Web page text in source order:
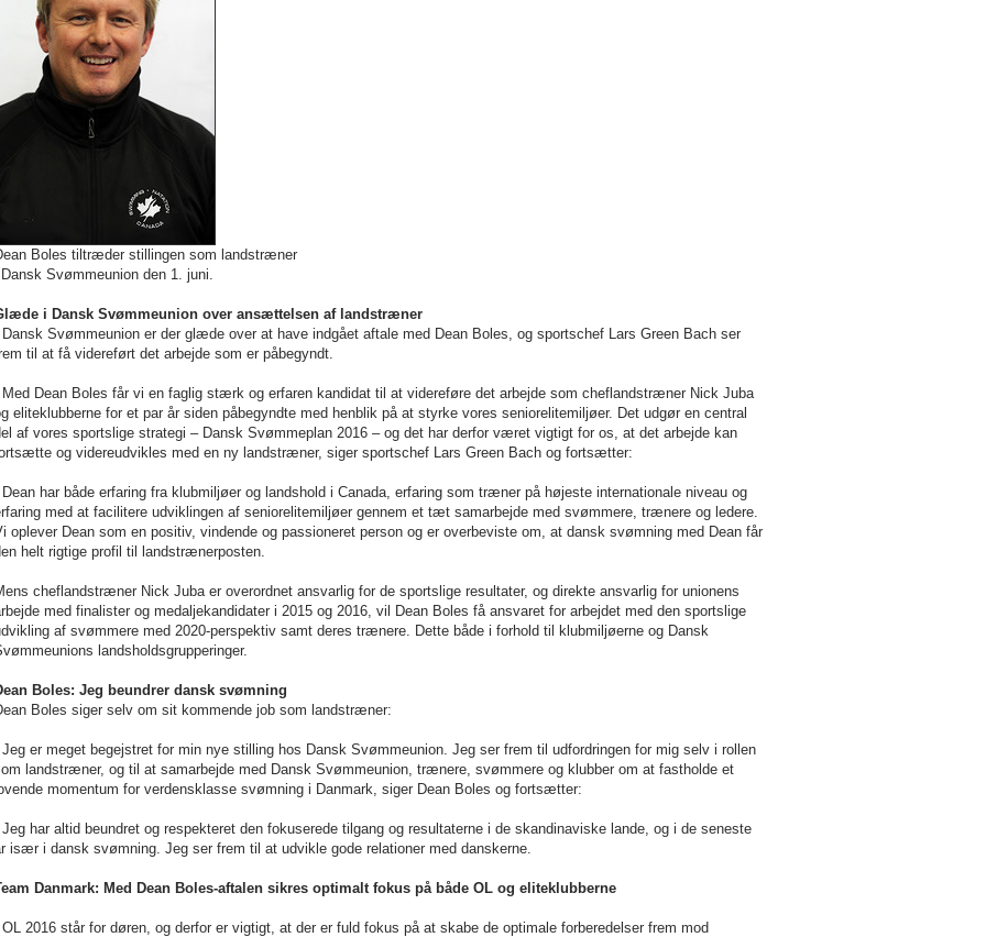
Boles tiltræder stillingen som landstræner
Svømmeunion den 1. juni.
i Dansk Svømmeunion over ansættelsen af landstræner
I Dansk Svømmeunion er der glæde over at have indgået aftale med Dean Boles, og sportschef Lars Green Bach ser
til at få videreført det arbejde som er påbegyndt.
Dean Boles får vi en faglig stærk og erfaren kandidat til at videreføre det arbejde som cheflandstræner Nick Juba
eliteklubberne for et par år siden påbegyndte med henblik på at styrke vores seniorelitemiljøer. Det udgør en central
af vores sportslige strategi – Dansk Svømmeplan 2016 – og det har derfor været vigtigt for os, at det arbejde kan
og videreudvikles med en ny landstræner, siger sportschef Lars Green Bach og fortsætter:
har både erfaring fra klubmiljøer og landshold i Canada, erfaring som træner på højeste internationale niveau og
med at facilitere udviklingen af seniorelitemiljøer gennem et tæt samarbejde med svømmere, trænere og ledere.
oplever Dean som en positiv, vindende og passioneret person og er overbeviste om, at dansk svømning med Dean får
helt rigtige profil til landstrænerposten.
cheflandstræner Nick Juba er overordnet ansvarlig for de sportslige resultater, og direkte ansvarlig for unionens
med finalister og medaljekandidater i 2015 og 2016, vil Dean Boles få ansvaret for arbejdet med den sportslige
af svømmere med 2020-perspektiv samt deres trænere. Dette både i forhold til klubmiljøerne og Dansk
landsholdsgrupperinger.
Boles: Jeg beundrer dansk svømning
Boles siger selv om sit kommende job som landstræner:
er meget begejstret for min nye stilling hos Dansk Svømmeunion. Jeg ser frem til udfordringen for mig selv i rollen
landstræner, og til at samarbejde med Dansk Svømmeunion, trænere, svømmere og klubber om at fastholde et
momentum for verdensklasse svømning i Danmark, siger Dean Boles og fortsætter:
har altid beundret og respekteret den fokuserede tilgang og resultaterne i de skandinaviske lande, og i de seneste
især i dansk svømning. Jeg ser frem til at udvikle gode relationer med danskerne.
Danmark: Med Dean Boles-aftalen sikres optimalt fokus på både OL og eliteklubberne
2016 står for døren, og derfor er vigtigt, at der er fuld fokus på at skabe de optimale forberedelser frem mod